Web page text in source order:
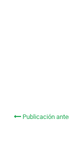
Publicación